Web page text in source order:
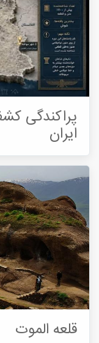
پراکندگی
ایران
قلعه الموت